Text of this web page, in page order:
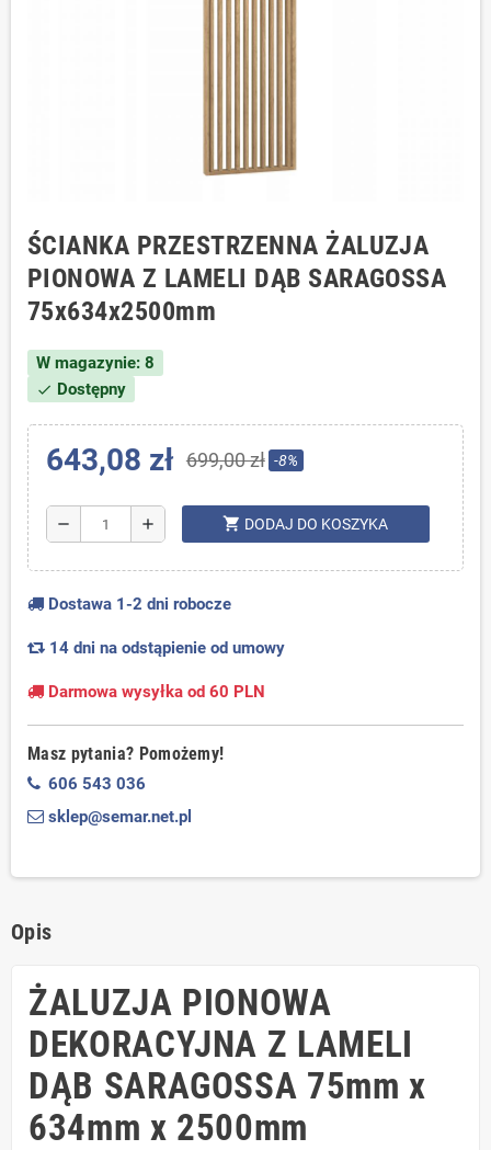
ŚCIANKA PRZESTRZENNA ŻALUZJA
PIONOWA Z LAMELI DĄB SARAGOSSA
75x634x2500mm
W magazynie: 8
check Dostępny
643,08 zł 699,00 zł -8%
remove add shopping_cart DODAJ DO KOSZYKA
Dostawa 1-2 dni robocze
14 dni na odstąpienie od umowy
Darmowa wysyłka od 60 PLN
Masz pytania? Pomożemy!
606 543 036
sklep@semar.net.pl
Opis
ŻALUZJA PIONOWA
DEKORACYJNA Z LAMELI
DĄB SARAGOSSA 75mm x
634mm x 2500mm